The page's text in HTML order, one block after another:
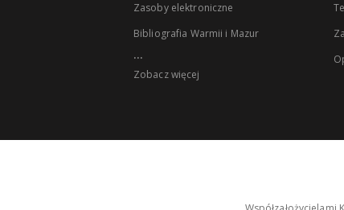
Zasoby elektroniczne
Bibliografia Warmii i Mazur
...
Zobacz więcej